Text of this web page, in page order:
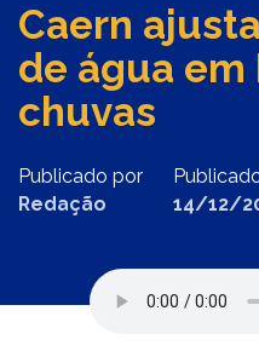
Caern
de água em
chuvas
Publicado por
Redação
14/12/